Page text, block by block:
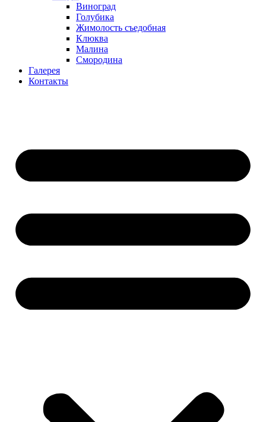
Виноград
Голубика
Жимолость съедобная
Клюква
Малина
Смородина
Галерея
Контакты